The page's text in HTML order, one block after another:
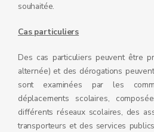
souhaitée.
Cas particuliers
Des cas particuliers peuvent être
alternée) et des dérogations
sont examinées par les
déplacements scolaires,
différents réseaux scolaires, des
transporteurs et des services